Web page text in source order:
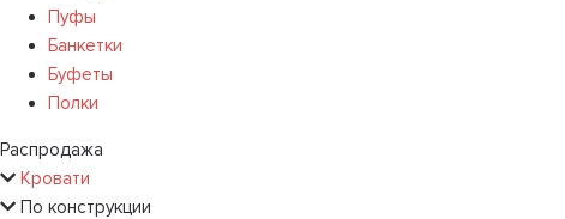
Пуфы
Банкетки
Буфеты
Полки
Распродажа
Кровати
По конструкции